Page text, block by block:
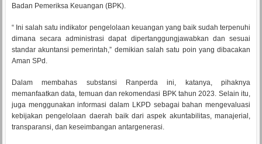
Badan Pemeriksa Keuangan (BPK).
“ Ini salah satu indikator pengelolaan keuangan yang baik sudah terpenuhi
dimana secara administrasi dapat dipertanggungjawabkan dan sesuai
standar akuntansi pemerintah,” demikian salah satu poin yang dibacakan
Aman SPd.
Dalam membahas substansi Ranperda ini, katanya, pihaknya
memanfaatkan data, temuan dan rekomendasi BPK tahun 2023. Selain itu,
juga menggunakan informasi dalam LKPD sebagai bahan mengevaluasi
kebijakan pengelolaan daerah baik dari aspek akuntabilitas, manajerial,
transparansi, dan keseimbangan antargenerasi.